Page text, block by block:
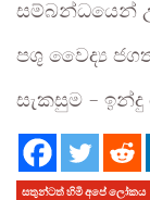
සම්බන්ධයෙන්
පශු වෛද්‍ය
සැකසුම – ඉන්දු
සතුන්ටත් හිමි අපේ ලෝකය